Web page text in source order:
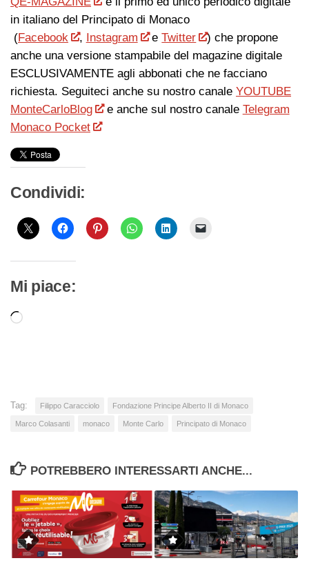
in italiano del Principato di Monaco
(Facebook , Instagram eTwitter
) che propone
anche una versione stampabile del magazine digitale
ESCLUSIVAMENTE agli abbonati che ne facciano
richiesta. Seguiteci anche su nostro canale YOUTUBE
MonteCarloBlog
e anche sul nostro canale Telegram
Monaco Pocket
Condividi:
Mi piace:
Caricamento
Tag: Filippo Caracciolo Fondazione Principe Alberto II di Monaco
Marco Colasanti monaco Monte Carlo Principato di Monaco
POTREBBERO INTERESSARTI ANCHE...